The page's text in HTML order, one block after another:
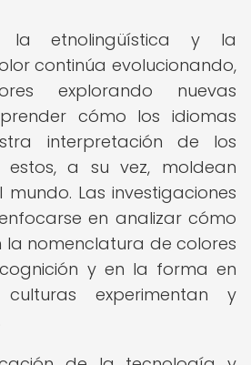
etnolingüística y la
continúa evolucionando,
explorando nuevas
cómo los idiomas
interpretación de los
a su vez, moldean
mundo. Las investigaciones
en analizar cómo
la nomenclatura de colores
y en la forma en
experimentan y